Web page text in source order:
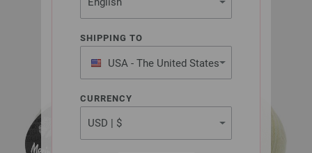
SHIPPING TO
USA - The United States
of America
CURRENCY
Storlek 38 -
ca. 450 g